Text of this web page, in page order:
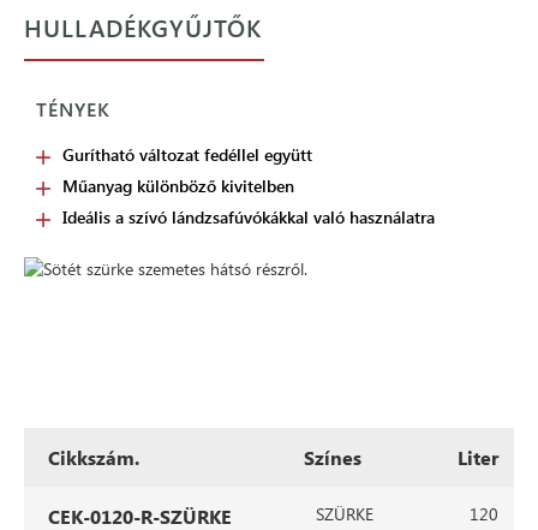
HULLADÉKGYŰJTŐK
TÉNYEK
Gurítható változat fedéllel együtt
Műanyag különböző kivitelben
Ideális a szívó lándzsafúvókákkal való használatra
Cikkszám. Színes Liter
CEK-0120-R-SZÜRKE SZÜRKE 120